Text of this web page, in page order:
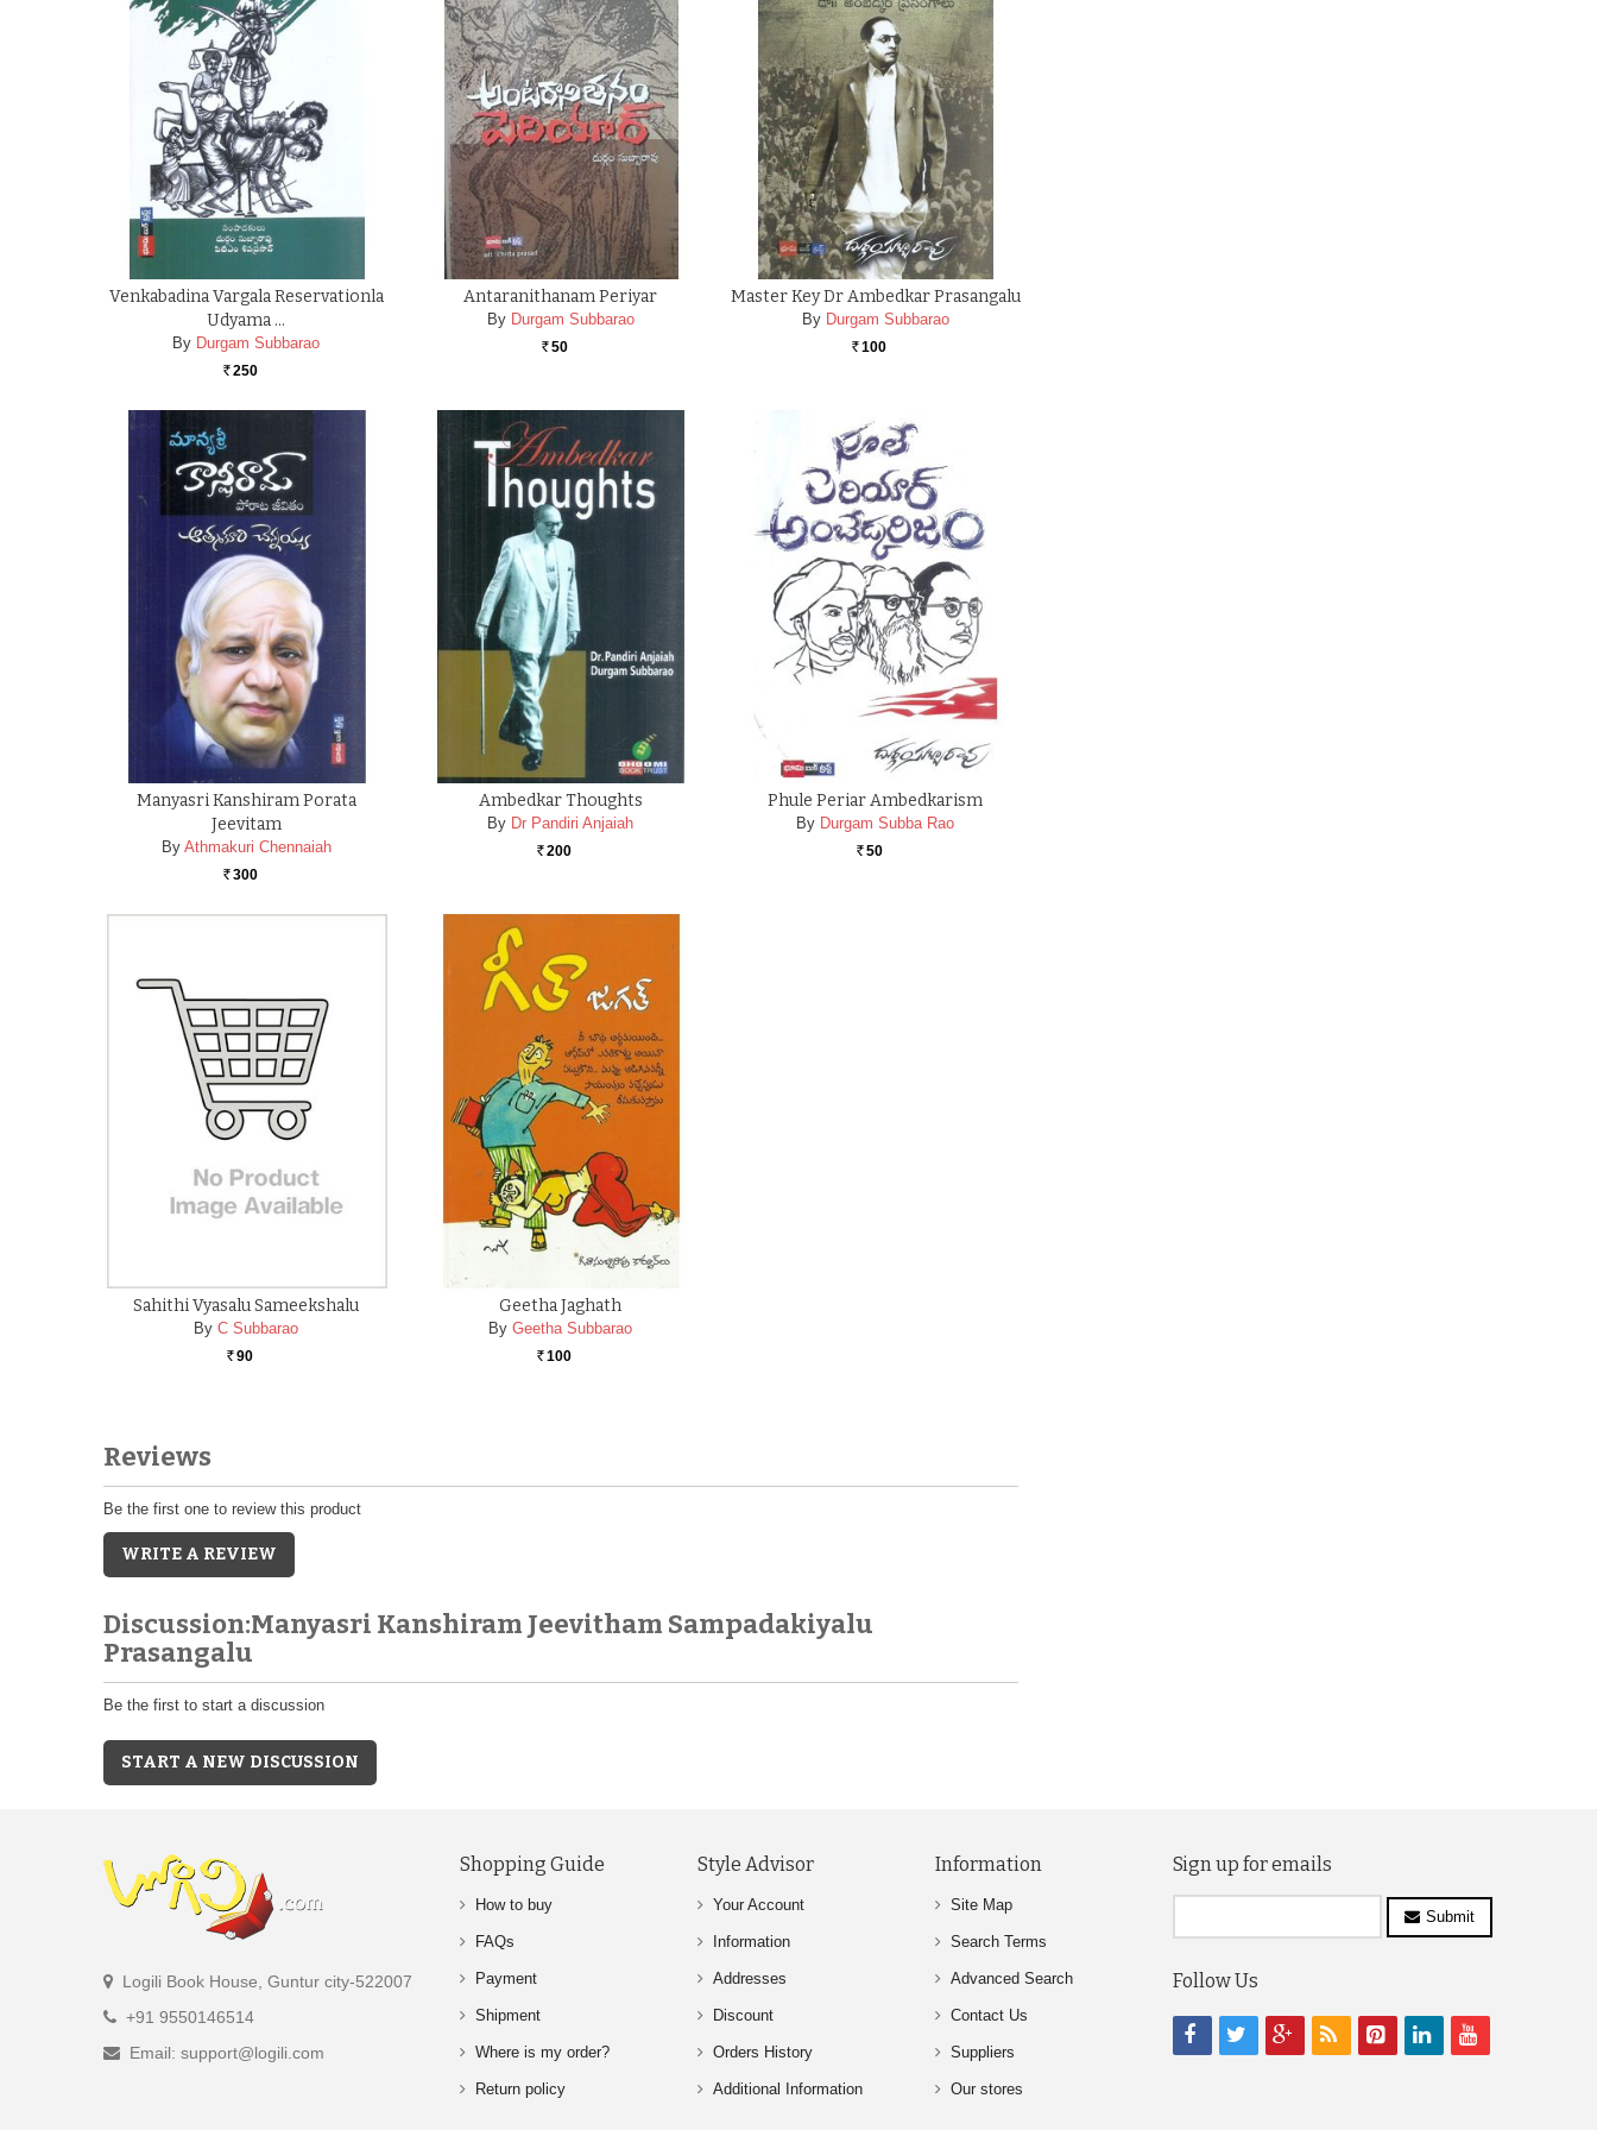
Venkabadina Vargala Reservationla
Udyama …
By Durgam Subbarao
Rs. 250
Antaranithanam Periyar
By Durgam Subbarao
Rs. 50
Master Key Dr Ambedkar Prasangalu
By Durgam Subbarao
Rs. 100
Manyasri Kanshiram Porata
Jeevitam
By Athmakuri Chennaiah
Rs. 300
Ambedkar Thoughts
By Dr Pandiri Anjaiah
Rs. 200
Phule Periar Ambedkarism
By Durgam Subba Rao
Rs. 50
Sahithi Vyasalu Sameekshalu
By C Subbarao
Rs. 90
Geetha Jaghath
By Geetha Subbarao
Rs. 100
Reviews
Be the first one to review this product
WRITE A REVIEW
Discussion:Manyasri Kanshiram Jeevitham Sampadakiyalu
Prasangalu
Be the first to start a discussion
START A NEW DISCUSSION
Logili Book House, Guntur city-522007
+91 9550146514
Email: support@logili.com
Shopping Guide
How to buy
FAQs
Payment
Shipment
Where is my order?
Return policy
Style Advisor
Your Account
Information
Addresses
Discount
Orders History
Additional Information
Information
Site Map
Search Terms
Advanced Search
Contact Us
Suppliers
Our stores
Sign up for emails
Submit
Follow Us